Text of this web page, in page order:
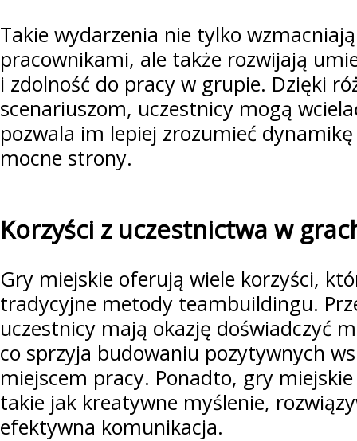
Takie wydarzenia nie tylko
pracownikami, ale także rozwijają
i zdolność do pracy w grupie. Dzięki
scenariuszom, uczestnicy mogą
pozwala im lepiej zrozumieć dynamikę
mocne strony.
Korzyści z uczestnictwa w
Gry miejskie oferują wiele korzyści,
tradycyjne metody teambuildingu.
uczestnicy mają okazję doświadczyć
co sprzyja budowaniu pozytywnych
miejscem pracy. Ponadto, gry
takie jak kreatywne myślenie,
efektywna komunikacja.